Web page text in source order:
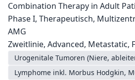
Combination Therapy in Adult
Phase I, Therapeutisch,
AMG
Zweitlinie, Advanced, Metastatic,
Urogenitale Tumoren (Niere,
Lymphome inkl. Morbus Hodgkin,